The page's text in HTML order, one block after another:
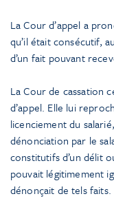
La Cour d’appel a
qu’il était consécutif,
d’un fait pouvant
La Cour de cassation
d’appel. Elle lui
licenciement du
dénonciation par le
constitutifs d’un délit
pouvait légitimement
dénonçait de tels faits.